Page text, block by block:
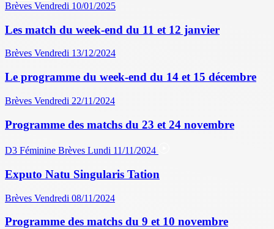
Brèves Vendredi 10/01/2025
Les match du week-end du 11 et 12 janvier
Brèves Vendredi 13/12/2024
Le programme du week-end du 14 et 15 décembre
Brèves Vendredi 22/11/2024
Programme des matchs du 23 et 24 novembre
D3 Féminine Brèves Lundi 11/11/2024
Exputo Natu Singularis Tation
Brèves Vendredi 08/11/2024
Programme des matchs du 9 et 10 novembre